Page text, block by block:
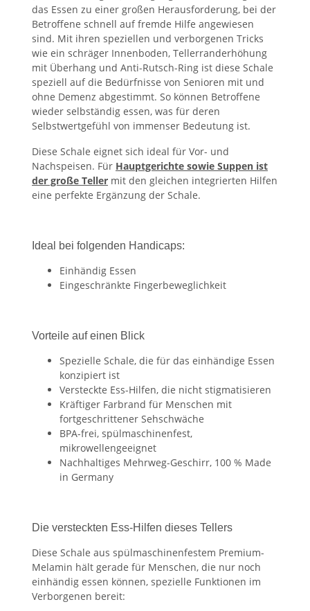
das Essen zu einer großen Herausforderung, bei der
Betroffene schnell auf fremde Hilfe angewiesen
sind. Mit ihren speziellen und verborgenen Tricks
wie ein schräger Innenboden, Tellerranderhöhung
mit Überhang und Anti-Rutsch-Ring ist diese Schale
speziell auf die Bedürfnisse von Senioren mit und
ohne Demenz abgestimmt. So können Betroffene
wieder selbständig essen, was für deren
Selbstwertgefühl von immenser Bedeutung ist.
Diese Schale eignet sich ideal für Vor- und
Nachspeisen. Für Hauptgerichte sowie Suppen ist
der große Teller mit den gleichen integrierten Hilfen
eine perfekte Ergänzung der Schale.
Ideal bei folgenden Handicaps:
Einhändig Essen
Eingeschränkte Fingerbeweglichkeit
Vorteile auf einen Blick
Spezielle Schale, die für das einhändige Essen
konzipiert ist
Versteckte Ess-Hilfen, die nicht stigmatisieren
Kräftiger Farbrand für Menschen mit
fortgeschrittener Sehschwäche
BPA-frei, spülmaschinenfest,
mikrowellengeeignet
Nachhaltiges Mehrweg-Geschirr, 100 % Made
in Germany
Die versteckten Ess-Hilfen dieses Tellers
Diese Schale aus spülmaschinenfestem Premium-
Melamin hält gerade für Menschen, die nur noch
einhändig essen können, spezielle Funktionen im
Verborgenen bereit: